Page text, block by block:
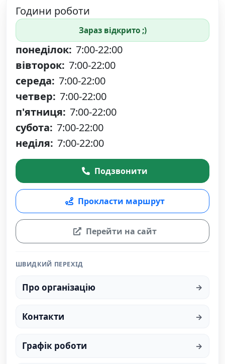
Години роботи
Зараз відкрито ;)
понеділок: 7:00-22:00
вівторок: 7:00-22:00
середа: 7:00-22:00
четвер: 7:00-22:00
п'ятниця: 7:00-22:00
субота: 7:00-22:00
неділя: 7:00-22:00
Подзвонити
Прокласти маршрут
Перейти на сайт
ШВИДКИЙ ПЕРЕХІД
Про організацію
Контакти
Графік роботи